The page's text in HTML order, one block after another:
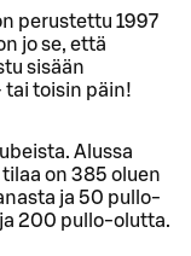
perustettu 1997
jo se, että
sisään
tai toisin päin!
Alussa
on 385 oluen
ja 50 pullo-
200 pullo-olutta.